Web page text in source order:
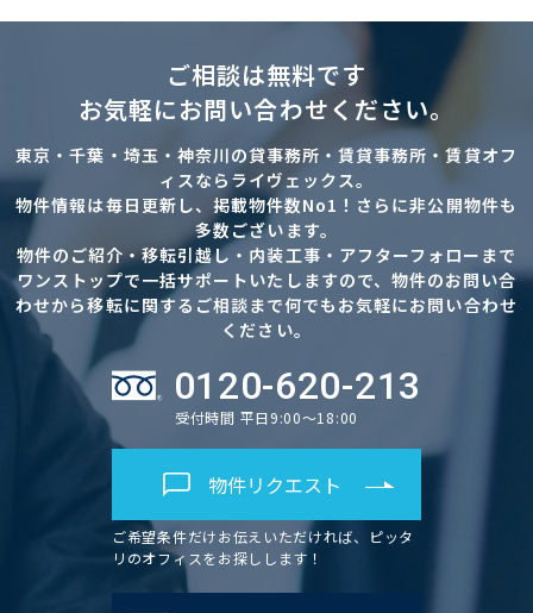
ご相談は無料です
お気軽にお問い合わせください。
東京・千葉・埼玉・神奈川の貸事務所・賃貸事務所・賃貸オフ
ィスならライヴェックス。
物件情報は毎日更新し、掲載物件数No1！さらに非公開物件も
多数ございます。
物件のご紹介・移転引越し・内装工事・アフターフォローまで
ワンストップで一括サポートいたしますので、物件のお問い合
わせから移転に関するご相談まで何でもお気軽にお問い合わせ
ください。
0120-620-213
受付時間 平日9:00～18:00
物件リクエスト
ご希望条件だけお伝えいただければ、ピッタ
リのオフィスをお探しします！